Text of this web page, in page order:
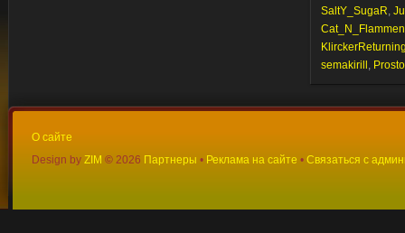
SaltY_SugaR,
Cat_N_Flammen
semakirill ,
О сайте
Design by ZIM © 2026 Партнеры • Реклама на сайте • Связаться с